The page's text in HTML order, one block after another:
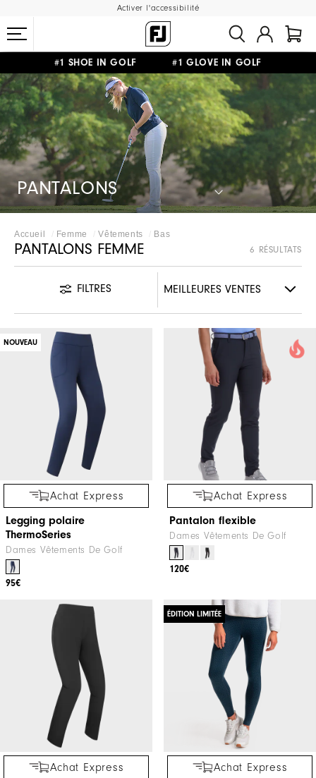
Activer l'accessibilité
#1 SHOE IN GOLF #1 GLOVE IN GOLF
LIVRAISON OFFERTEDÈS 99€+&RETOUR GRATUIT
PANTALONS
Accueil Femme Vêtements Bas
PANTALONS FEMME 6 RÉSULTATS
FILTRES
NOUVEAU
Achat Express
Legging polaire
ThermoSeries
Dames Vêtements De Golf
95€
Achat Express
Pantalon flexible
Dames Vêtements De Golf
120€
Achat Express
ÉDITION LIMITÉE
Achat Express